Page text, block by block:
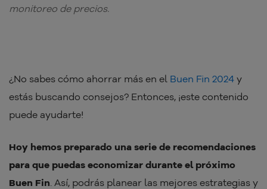
monitoreo de precios.
¿No sabes cómo ahorrar más en el Buen Fin 2024 y
estás buscando consejos? Entonces, ¡este contenido
puede ayudarte!
Hoy hemos preparado una serie de recomendaciones
para que puedas economizar durante el próximo
Buen Fin . Así, podrás planear las mejores estrategias y